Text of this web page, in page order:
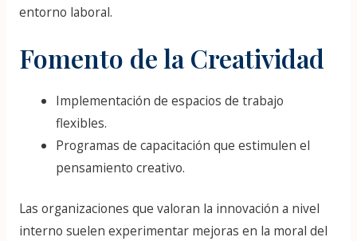
entorno laboral.
Fomento de la Creatividad
Implementación de espacios de trabajo
flexibles.
Programas de capacitación que estimulen el
pensamiento creativo.
Las organizaciones que valoran la innovación a nivel
interno suelen experimentar mejoras en la moral del